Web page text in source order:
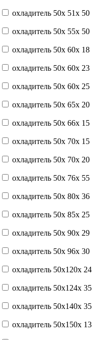
охладитель 50x 51x 50
охладитель 50x 55x 50
охладитель 50x 60x 18
охладитель 50x 60x 23
охладитель 50x 60x 25
охладитель 50x 65x 20
охладитель 50x 66x 15
охладитель 50x 70x 15
охладитель 50x 70x 20
охладитель 50x 76x 55
охладитель 50x 80x 36
охладитель 50x 85x 25
охладитель 50x 90x 29
охладитель 50x 96x 30
охладитель 50x120x 24
охладитель 50x124x 35
охладитель 50x140x 35
охладитель 50x150x 13